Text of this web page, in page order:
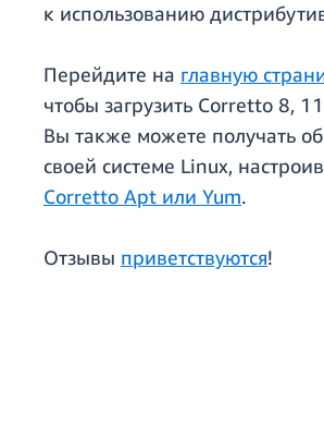
к использованию
Перейдите на главную
чтобы загрузить Corretto 8,
Вы также можете получать
своей системе Linux, настроив
Corretto Apt или Yum.
Отзывы приветствуются!